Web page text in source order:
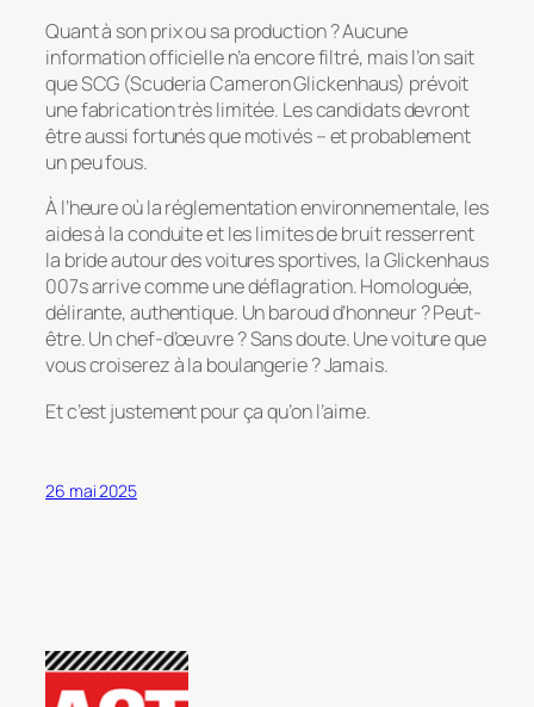
Quant à son prix ou sa production ? Aucune
information officielle n’a encore filtré, mais l’on sait
que SCG (Scuderia Cameron Glickenhaus) prévoit
une fabrication très limitée. Les candidats devront
être aussi fortunés que motivés – et probablement
un peu fous.
À l’heure où la réglementation environnementale, les
aides à la conduite et les limites de bruit resserrent
la bride autour des voitures sportives, la Glickenhaus
007s arrive comme une déflagration. Homologuée,
délirante, authentique. Un baroud d’honneur ? Peut-
être. Un chef-d’œuvre ? Sans doute. Une voiture que
vous croiserez à la boulangerie ? Jamais.
Et c’est justement pour ça qu’on l’aime.
26 mai 2025